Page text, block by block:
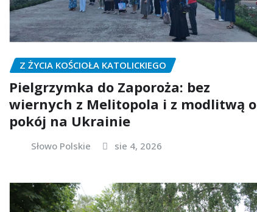
Z ŻYCIA KOŚCIOŁA KATOLICKIEGO
Pielgrzymka do Zaporoża: bez
wiernych z Melitopola i z modlitwą o
pokój na Ukrainie
Słowo Polskie sie 4, 2026